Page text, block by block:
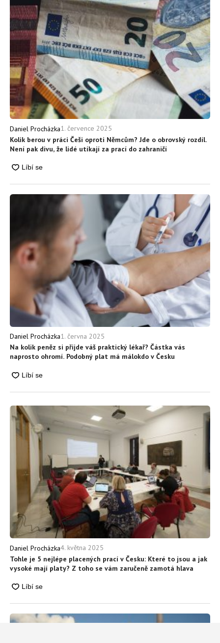
Daniel Procházka1. července 2025
Kolik berou v práci Češi oproti Němcům? Jde o obrovský rozdíl.
Není pak divu, že lidé utíkají za prací do zahraničí
Daniel Procházka1. června 2025
Na kolik peněz si přijde váš praktický lékař? Částka vás
naprosto ohromí. Podobný plat má málokdo v Česku
Daniel Procházka4. května 2025
Tohle je 5 nejlépe placených prací v Česku: Které to jsou a jak
vysoké mají platy? Z toho se vám zaručeně zamotá hlava